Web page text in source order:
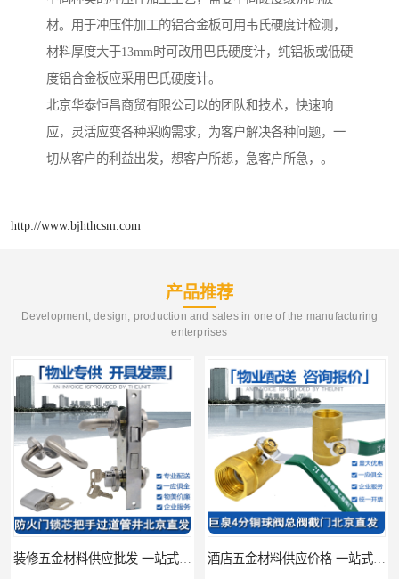
材。用于冲压件加工的铝合金板可用韦氏硬度计检测，
材料厚度大于13mm时可改用巴氏硬度计，纯铝板或低硬
度铝合金板应采用巴氏硬度计。
北京华泰恒昌商贸有限公司以的团队和技术，快速响
应，灵活应变各种采购需求，为客户解决各种问题，一
切从客户的利益出发，想客户所想，急客户所急，。
http://www.bjhthcsm.com
产品推荐
Development, design, production and sales in one of the manufacturing
enterprises